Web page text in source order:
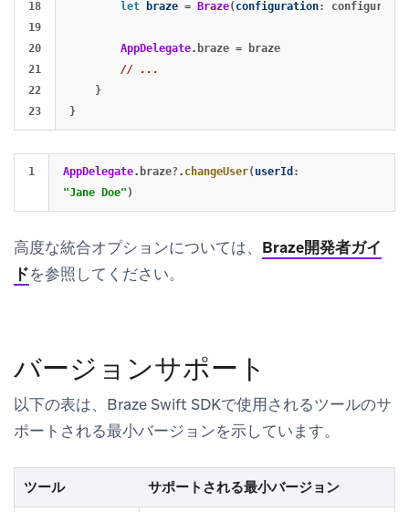
18
19
20
21
22
let
braze = Braze(configuration:
AppDelegate. braze =
braze
// ...
}
}
AppDelegate. braze?. changeUser(userId :
"Jane Doe" )
高度な統合オプションについては、 Braze開発者ガイ
ドを参照してください。
バージョンサポート
以下の表は、Braze Swift SDKで使用されるツールのサ
ポートされる最小バージョンを示しています。
ツール サポートされる最小バージョン